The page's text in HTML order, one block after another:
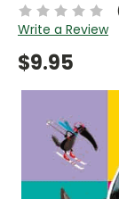
Write a Review
$9.95